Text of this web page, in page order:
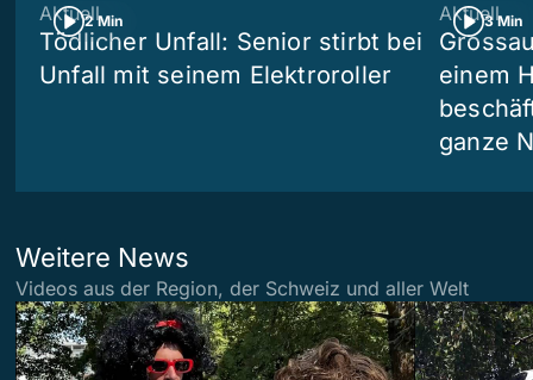
2 Min
Aktuell
Tödlicher Unfall: Senior stirbt bei
Unfall mit seinem Elektroroller
3 Min
Aktuell
einem
ganze
Weitere News
Videos aus der Region, der Schweiz und aller Welt